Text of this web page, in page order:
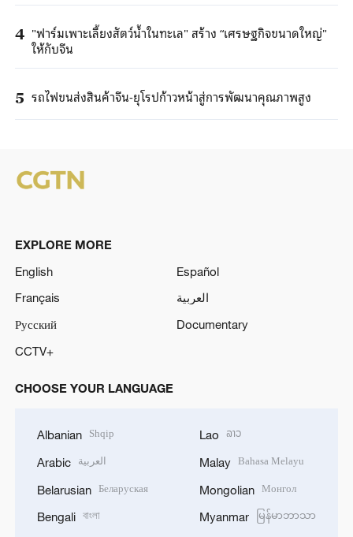
4 "ฟาร์มเพาะเลี้ยงสัตว์น้ำในทะเล" สร้าง “เศรษฐกิจขนาดใหญ่"
ให้กับจีน
5 รถไฟขนส่งสินค้าจีน-ยุโรปก้าวหน้าสู่การพัฒนาคุณภาพสูง
EXPLORE MORE
English
Español
Français
العربية
Русский
Documentary
CCTV+
CHOOSE YOUR LANGUAGE
Albanian Shqip
Arabic العربية
Belarusian Беларуская
Bengali বাংলা
Lao ລາວ
Malay Bahasa Melayu
Mongolian Монгол
Myanmar မြန်မာဘာသာ